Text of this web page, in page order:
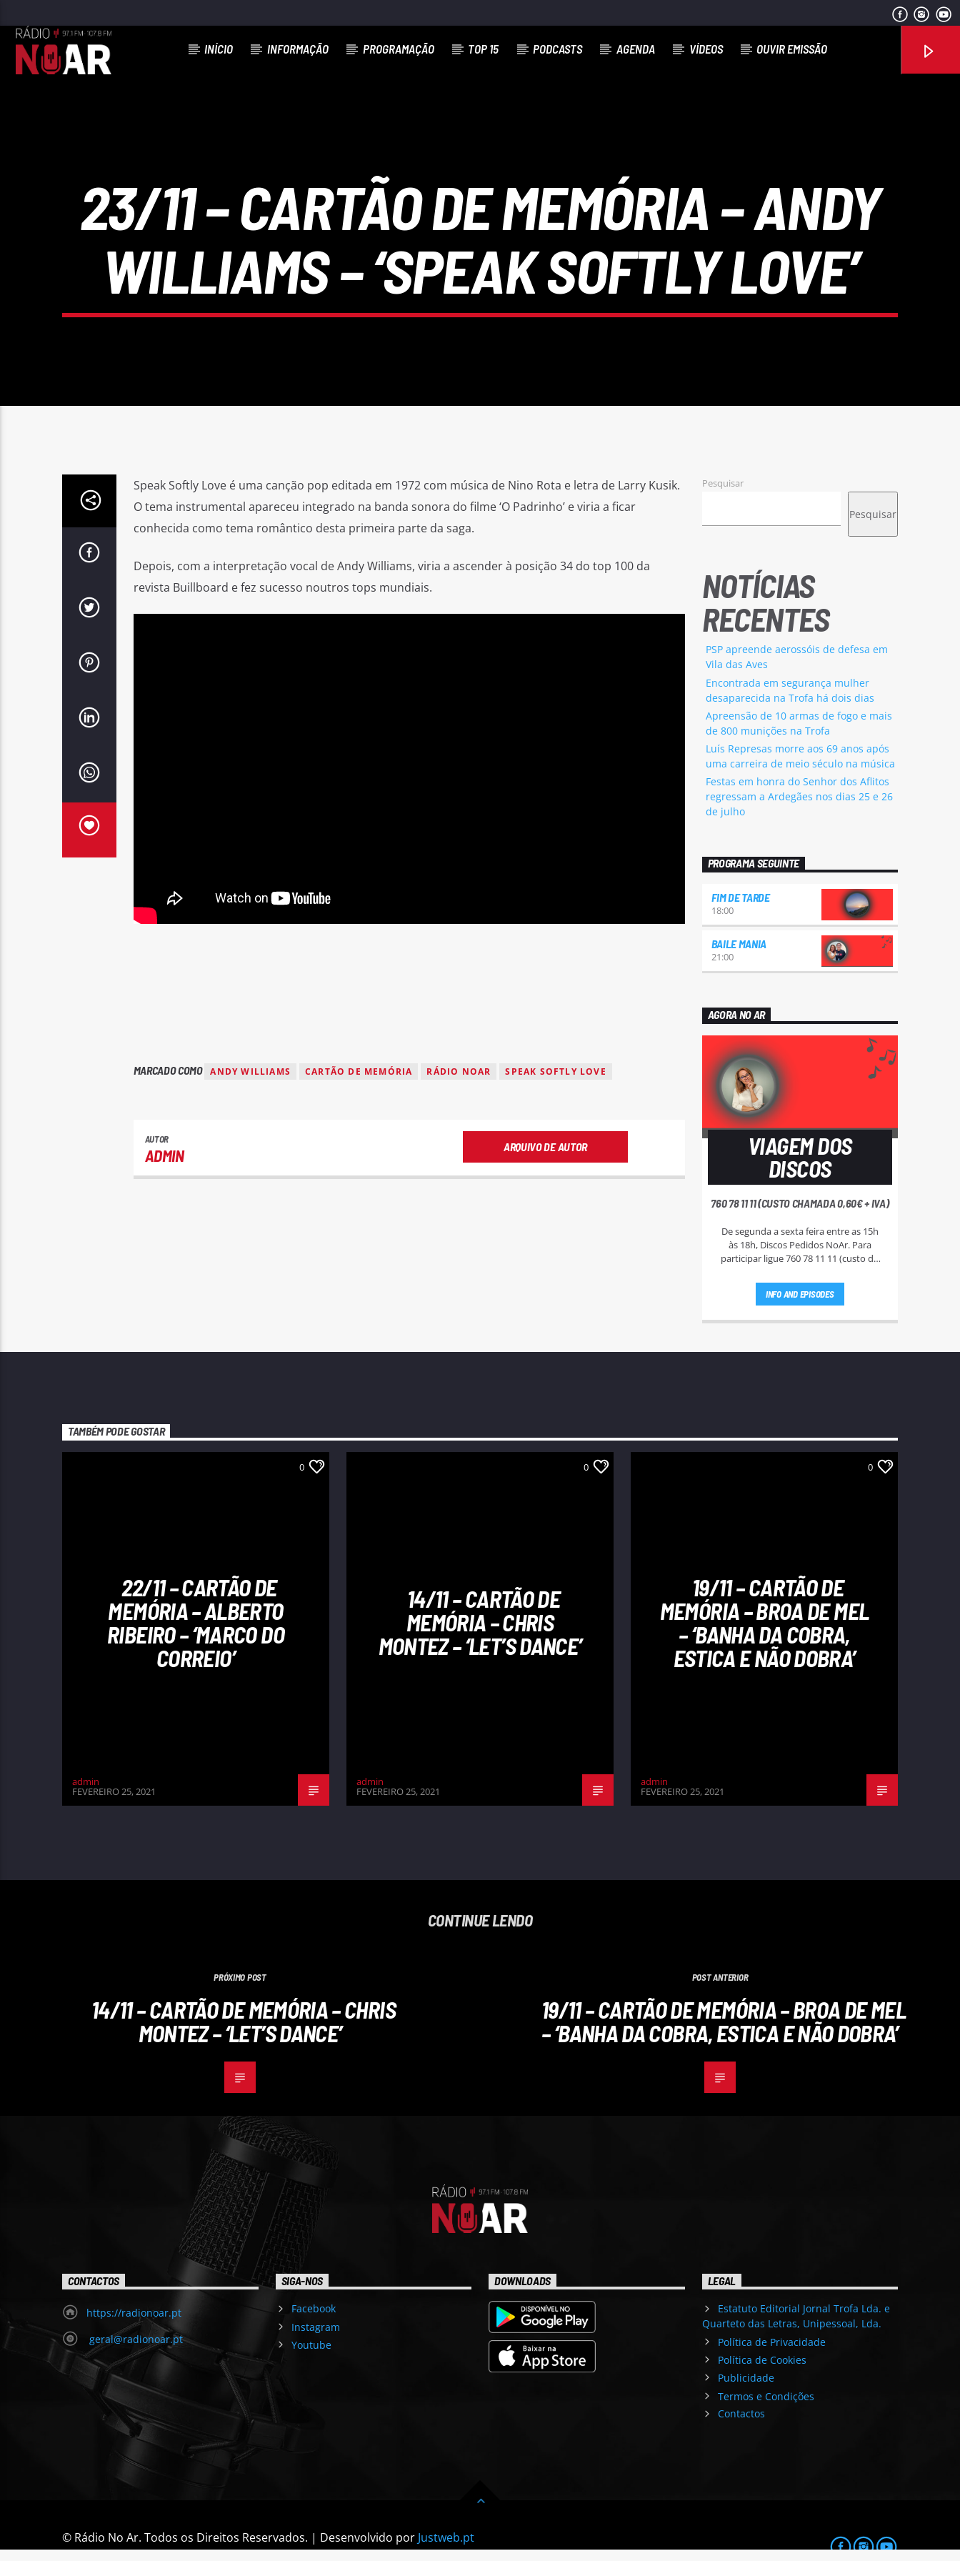
INÍCIO INFORMAÇÃO PROGRAMAÇÃO TOP 15 PODCASTS AGENDA VÍDEOS OUVIR EMISSÃO
23/11 – CARTÃO DE MEMÓRIA – ANDY
WILLIAMS – ‘SPEAK SOFTLY LOVE’
Speak Softly Love é uma canção pop editada em 1972 com música de Nino Rota e letra de Larry Kusik.
O tema instrumental apareceu integrado na banda sonora do filme ‘O Padrinho’ e viria a ficar
conhecida como tema romântico desta primeira parte da saga.
Depois, com a interpretação vocal de Andy Williams, viria a ascender à posição 34 do top 100 da
revista Buillboard e fez sucesso noutros tops mundiais.
MARCADO COMO ANDY WILLIAMS CARTÃO DE MEMÓRIA RÁDIO NOAR SPEAK SOFTLY LOVE
AUTOR
ADMIN ARQUIVO DE AUTOR
Pesquisar
Pesquisar
NOTÍCIAS
RECENTES
PSP apreende aerossóis de defesa em
Vila das Aves
Encontrada em segurança mulher
desaparecida na Trofa há dois dias
Apreensão de 10 armas de fogo e mais
de 800 munições na Trofa
Luís Represas morre aos 69 anos após
uma carreira de meio século na música
Festas em honra do Senhor dos Aflitos
regressam a Ardegães nos dias 25 e 26
de julho
PROGRAMA SEGUINTE
FIM DE TARDE
18:00
BAILE MANIA
21:00
AGORA NO AR
VIAGEM DOS
DISCOS
760 78 11 11 (CUSTO CHAMADA 0,60€ + IVA)
De segunda a sexta feira entre as 15h
às 18h, Discos Pedidos NoAr. Para
participar ligue 760 78 11 11 (custo da
Rute Andrade ou a Bi Silva entrem em
contato.
INFO AND EPISODES
TAMBÉM PODE GOSTAR
0
22/11 – CARTÃO DE
MEMÓRIA – ALBERTO
RIBEIRO – ‘MARCO DO
CORREIO’
admin
FEVEREIRO 25, 2021
0
14/11 – CARTÃO DE
MEMÓRIA – CHRIS
MONTEZ – ‘LET’S DANCE’
admin
FEVEREIRO 25, 2021
0
19/11 – CARTÃO DE
MEMÓRIA – BROA DE MEL
– ‘BANHA DA COBRA,
ESTICA E NÃO DOBRA’
admin
FEVEREIRO 25, 2021
CONTINUE LENDO
PRÓXIMO POST
14/11 – CARTÃO DE MEMÓRIA – CHRIS
MONTEZ – ‘LET’S DANCE’
POST ANTERIOR
19/11 – CARTÃO DE MEMÓRIA – BROA DE MEL
– ‘BANHA DA COBRA, ESTICA E NÃO DOBRA’
CONTACTOS
https://radionoar.pt
geral@radionoar.pt
SIGA-NOS
Facebook
Instagram
Youtube
DOWNLOADS LEGAL
Estatuto Editorial Jornal Trofa Lda. e
Quarteto das Letras, Unipessoal, Lda.
Política de Privacidade
Política de Cookies
Publicidade
Termos e Condições
Contactos
© Rádio No Ar. Todos os Direitos Reservados. | Desenvolvido por Justweb.pt